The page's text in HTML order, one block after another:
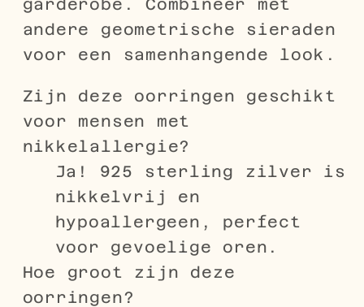
garderobe. Combineer met
andere geometrische sieraden
voor een samenhangende look.
Zijn deze oorringen geschikt
voor mensen met
nikkelallergie?
Ja! 925 sterling zilver is
nikkelvrij en
hypoallergeen, perfect
voor gevoelige oren.
Hoe groot zijn deze
oorringen?